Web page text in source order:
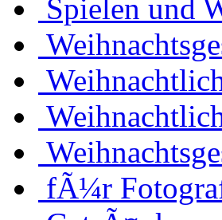
Spielen und
fÃ¼r